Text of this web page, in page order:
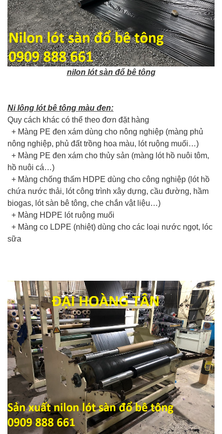
nilon lót sàn đổ bê tông
Ni lông lót bê tông màu đen:
Quy cách khác có thể theo đơn đặt hàng
+ Màng PE đen xám dùng cho nông nghiệp (màng phủ
nông nghiệp, phủ đất trồng hoa màu, lót ruộng muối…)
+ Màng PE đen xám cho thủy sản (màng lót hồ nuôi tôm,
hồ nuôi cá…)
+ Màng chống thấm HDPE dùng cho công nghiệp (lót hồ
chứa nước thải, lót công trình xây dựng, cầu đường, hầm
biogas, lót sàn bê tông, che chắn vật liệu…)
+ Màng HDPE lót ruộng muối
+ Màng co LDPE (nhiệt) dùng cho các loại nước ngọt, lóc
sữa